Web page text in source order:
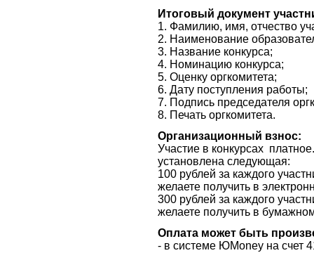
Итоговый документ
1. Фамилию, имя, отчество
2. Наименование
3. Название конкурса;
4. Номинацию конкурса;
5. Оценку оргкомитета;
6. Дату поступления работы;
7. Подпись председателя
8. Печать оргкомитета.
Организационный взнос:
Участие в конкурсах
установлена следующая:
100 рублей за каждого
желаете получить в
300 рублей за каждого
желаете получить в
Оплата может быть
- в системе ЮMoney на счет